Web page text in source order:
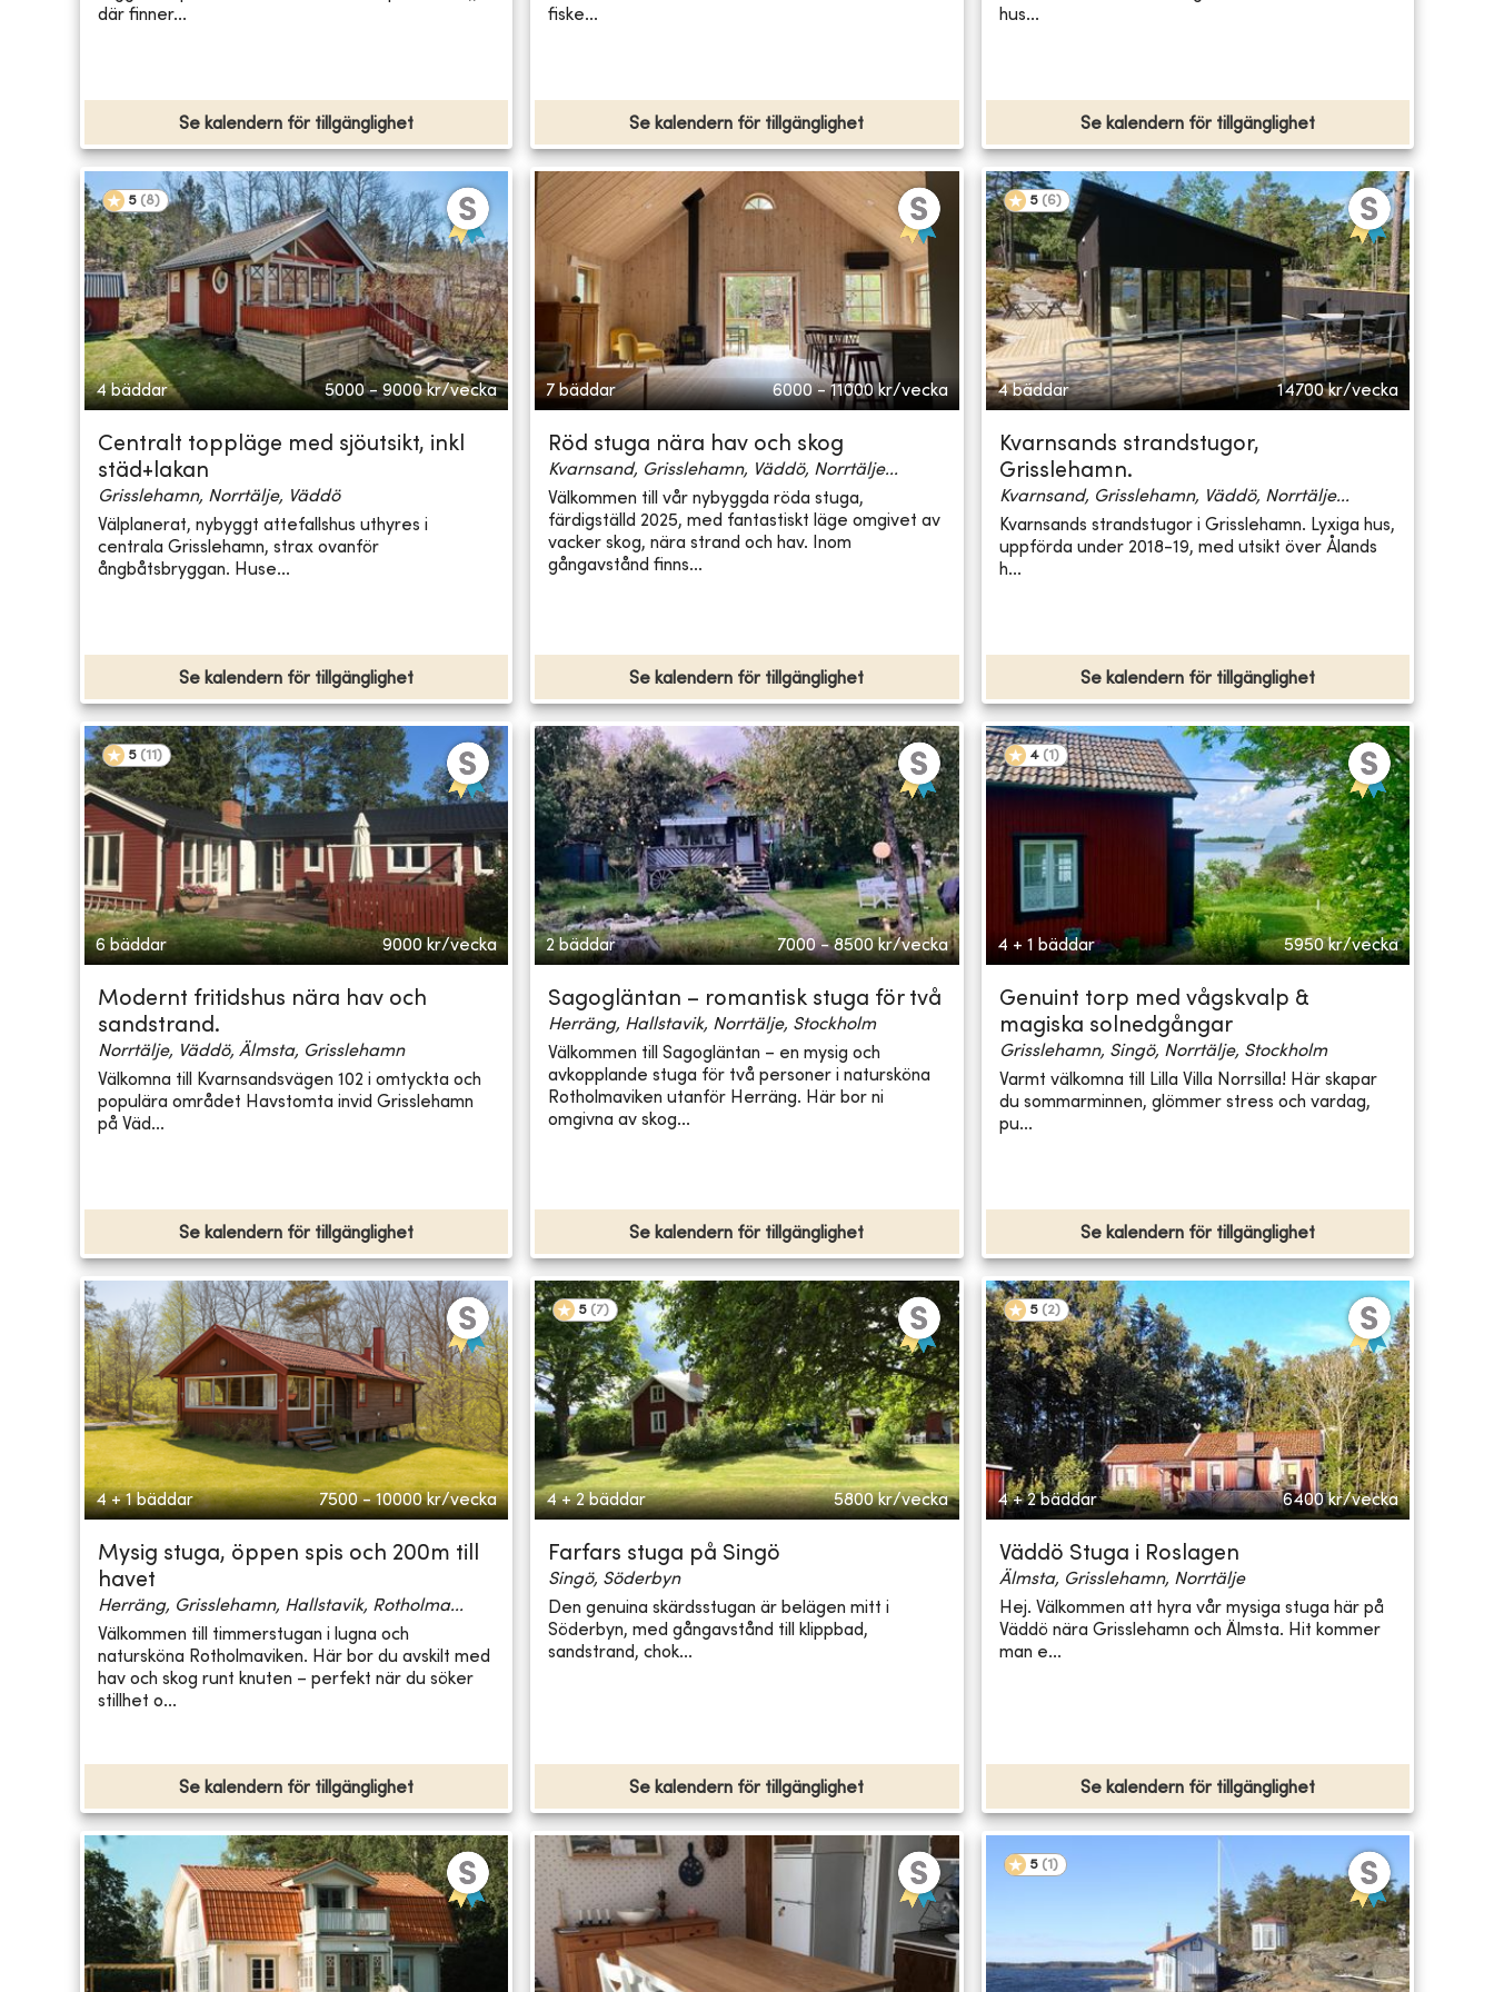
där finner...
Se kalendern för tillgänglighet
fiske...
Se kalendern för tillgänglighet
hus...
Se kalendern för tillgänglighet
5 (8)
4 bäddar 5000 - 9000 kr/vecka
Centralt toppläge med sjöutsikt, inkl
städ+lakan
Grisslehamn, Norrtälje, Väddö
Välplanerat, nybyggt attefallshus uthyres i
centrala Grisslehamn, strax ovanför
ångbåtsbryggan. Huse...
Se kalendern för tillgänglighet
7 bäddar 6000 - 11000 kr/vecka
Röd stuga nära hav och skog
Kvarnsand, Grisslehamn, Väddö, Norrtälje...
Välkommen till vår nybyggda röda stuga,
färdigställd 2025, med fantastiskt läge omgivet av
vacker skog, nära strand och hav. Inom
gångavstånd finns...
Se kalendern för tillgänglighet
5 (6)
4 bäddar 14700 kr/vecka
Kvarnsands strandstugor,
Grisslehamn.
Kvarnsand, Grisslehamn, Väddö, Norrtälje...
Kvarnsands strandstugor i Grisslehamn. Lyxiga hus,
uppförda under 2018-19, med utsikt över Ålands
h...
Se kalendern för tillgänglighet
5 (11 )
6 bäddar 9000 kr/vecka
Modernt fritidshus nära hav och
sandstrand.
Norrtälje, Väddö, Älmsta, Grisslehamn
Välkomna till Kvarnsandsvägen 102 i omtyckta och
populära området Havstomta invid Grisslehamn
på Väd...
Se kalendern för tillgänglighet
2 bäddar 7000 - 8500 kr/vecka
Sagogläntan – romantisk stuga för två
Herräng, Hallstavik, Norrtälje, Stockholm
Välkommen till Sagogläntan – en mysig och
avkopplande stuga för två personer i natursköna
Rotholmaviken utanför Herräng. Här bor ni
omgivna av skog...
Se kalendern för tillgänglighet
4 (1 )
4 + 1 bäddar 5950 kr/vecka
Genuint torp med vågskvalp &
magiska solnedgångar
Grisslehamn, Singö, Norrtälje, Stockholm
Varmt välkomna till Lilla Villa Norrsilla! Här skapar
du sommarminnen, glömmer stress och vardag,
pu...
Se kalendern för tillgänglighet
4 + 1 bäddar 7500 - 10000 kr/vecka
Mysig stuga, öppen spis och 200m till
havet
Herräng, Grisslehamn, Hallstavik, Rotholma...
Välkommen till timmerstugan i lugna och
natursköna Rotholmaviken. Här bor du avskilt med
hav och skog runt knuten – perfekt när du söker
stillhet o...
Se kalendern för tillgänglighet
5 (7)
4 + 2 bäddar 5800 kr/vecka
Farfars stuga på Singö
Singö, Söderbyn
Den genuina skärdsstugan är belägen mitt i
Söderbyn, med gångavstånd till klippbad,
sandstrand, chok...
Se kalendern för tillgänglighet
5 (2)
4 + 2 bäddar 6400 kr/vecka
Väddö Stuga i Roslagen
Älmsta, Grisslehamn, Norrtälje
Hej. Välkommen att hyra vår mysiga stuga här på
Väddö nära Grisslehamn och Älmsta. Hit kommer
man e...
Se kalendern för tillgänglighet
5 (1 )